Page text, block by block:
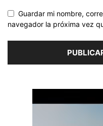
Guardar mi nombre,
navegador la próxima vez